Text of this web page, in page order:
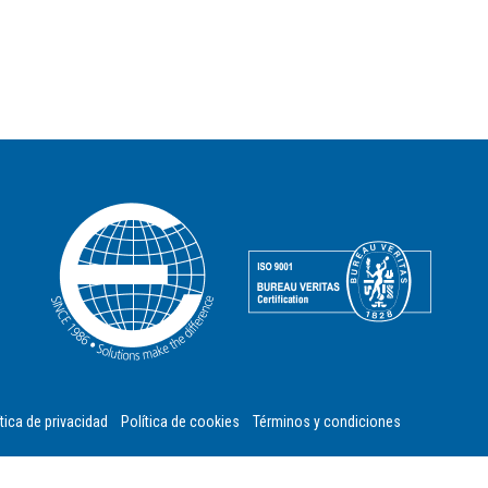
de privacidad Política de cookies Términos y condiciones